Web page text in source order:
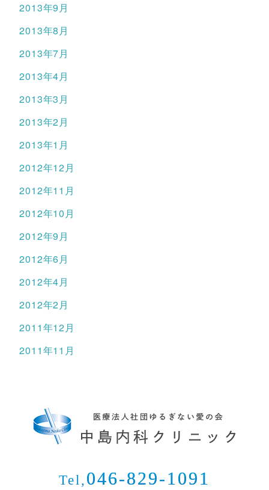
2013年9月
2013年8月
2013年7月
2013年4月
2013年3月
2013年2月
2013年1月
2012年12月
2012年11月
2012年10月
2012年9月
2012年6月
2012年4月
2012年2月
2011年12月
2011年11月
Tel, 046-829-1091